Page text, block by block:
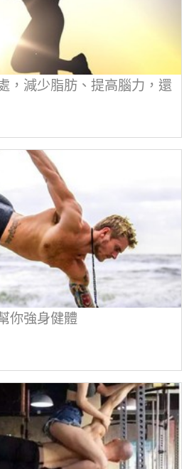
，減少脂肪、提高腦力，還
你強身健體